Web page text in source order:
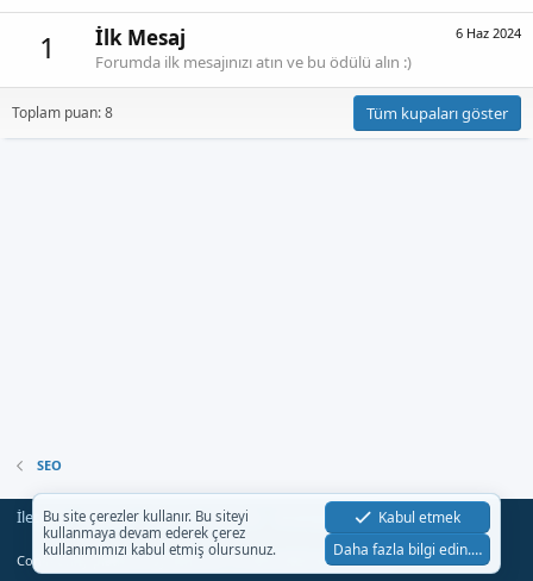
1 6 Haz 2024
İlk Mesaj
Forumda ilk mesajınızı atın ve bu ödülü alın :)
Toplam puan: 8 Tüm kupaları göster
SEO
İletişim Şartlar Gizlilik Yardım
R
S
S
Community platform by XenForo® © 2010-2023 XenForo Ltd.
Bu site çerezler kullanır. Bu siteyi
kullanmaya devam ederek çerez
kullanımımızı kabul etmiş olursunuz.
Kabul etmek
Daha fazla bilgi edin.…